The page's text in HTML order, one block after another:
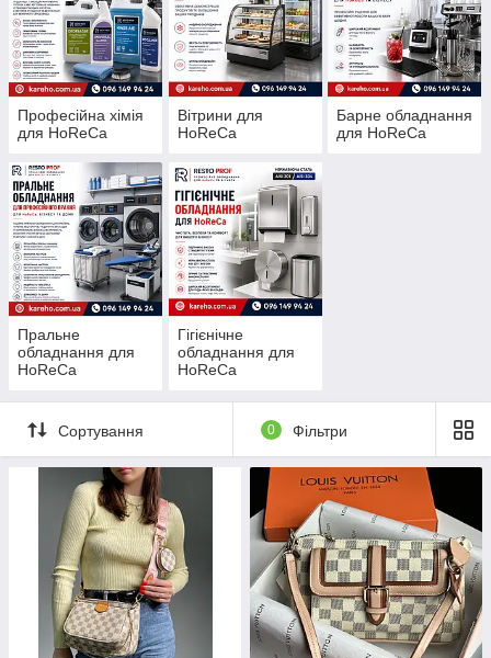
Професійна хімія
для HoReCa
Вітрини для
HoReCa
Барне обладнання
для HoReCa
Пральне
обладнання для
HoReCa
Гігієнічне
обладнання для
HoReCa
Сортування 0 Фільтри